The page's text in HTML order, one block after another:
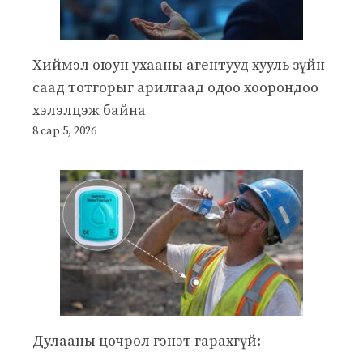
Хиймэл оюун ухааны агентууд хууль зүйн
саад тотгорыг арилгаад одоо хоорондоо
хэлэлцэж байна
8 сар 5, 2026
Дулааны цочрол гэнэт гарахгүй: